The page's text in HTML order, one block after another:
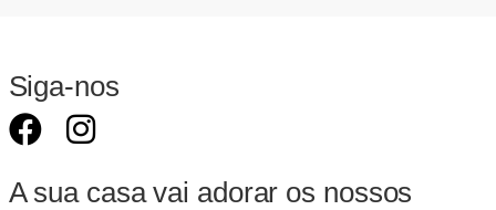
Siga-nos
A sua casa vai adorar os nossos